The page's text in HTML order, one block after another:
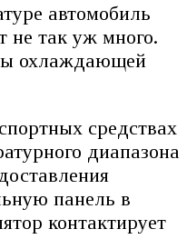
автомобиль
не так уж много.
охлаждающей
средствах
диапазона
панель в
контактирует